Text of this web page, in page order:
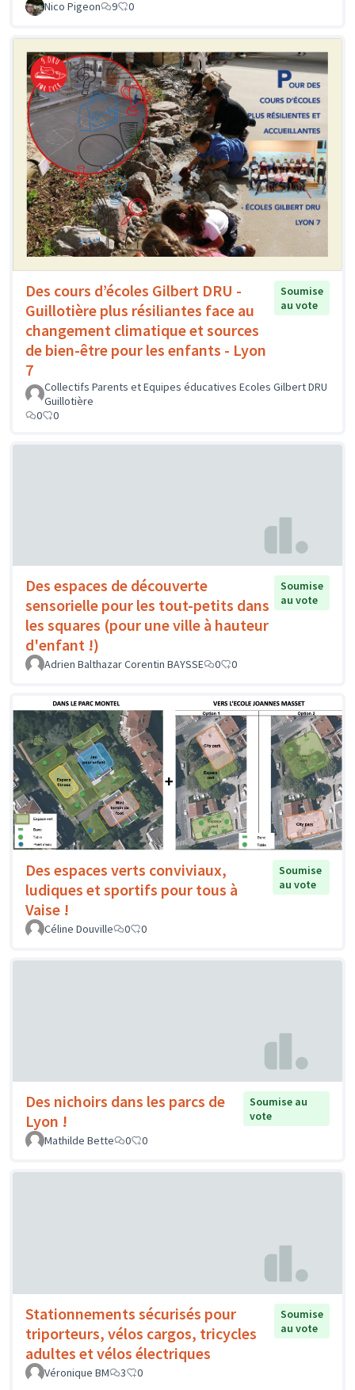
Nico Pigeon 9 0
Des cours d’écoles Gilbert DRU -
Guillotière plus résiliantes face au
changement climatique et sources
de bien-être pour les enfants - Lyon
7
Soumise
au vote
Collectifs Parents et Equipes éducatives Ecoles Gilbert DRU
Guillotière
0
0
Des espaces de découverte
sensorielle pour les tout-petits dans
les squares (pour une ville à hauteur
d'enfant !)
Soumise
au vote
Adrien Balthazar Corentin BAYSSE 0 0
Des espaces verts conviviaux,
ludiques et sportifs pour tous à
Vaise !
Soumise
au vote
Céline Douville 0 0
Des nichoirs dans les parcs de
Lyon !
Soumise au
vote
Mathilde Bette
0 0
Stationnements sécurisés pour
triporteurs, vélos cargos, tricycles
adultes et vélos électriques
Soumise
au vote
Véronique BM 3 0